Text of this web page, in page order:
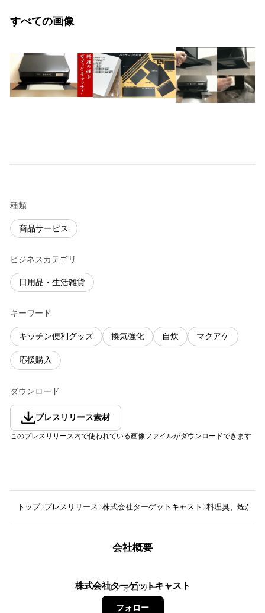
すべての画像
種類
商品サービス
ビジネスカテゴリ
日用品・生活雑貨
キーワード
キッチン便利グッズ 換気強化 自炊 マクアケ
応援購入
ダウンロード
プレスリリース素材
このプレスリリース内で使われている画像ファイルがダウンロードできます
トップ プレスリリース 株式会社ターゲットキャスト 料理臭、煙から
会社概要
株式会社ターゲットキャスト
0フォロワー
フォロー